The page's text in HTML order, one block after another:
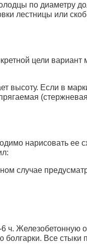
по диаметру
лестницы или
цели
высоту. Если в
нарисовать ее
случае
ч. Железобетонную
Все